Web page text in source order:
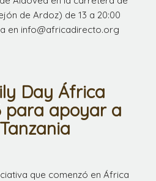
de Ardoz) de 13 a 20:00
en info@africadirecto.org
Day África
para apoyar a
que comenzó en África